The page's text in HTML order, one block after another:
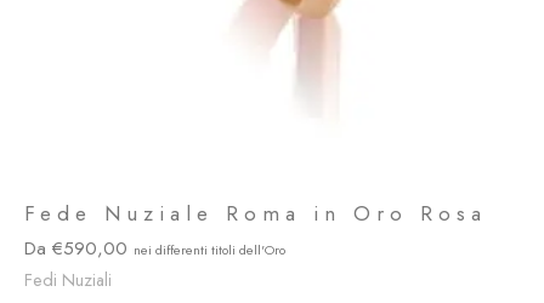
Fede Nuziale Roma in Oro Rosa
590,00
Fedi Nuziali